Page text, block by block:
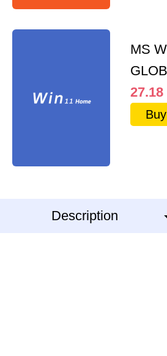
MS
27.18
Description